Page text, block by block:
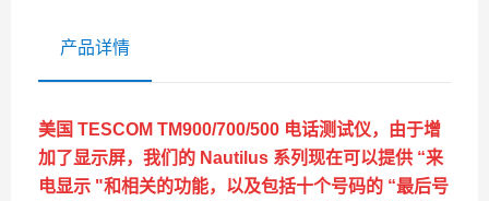
产品详情
美国 TESCOM TM900/700/500 电话测试仪，由于增
加了显示屏，我们的 Nautilus 系列现在可以提供 “来
电显示 "和相关的功能，以及包括十个号码的 “最后号